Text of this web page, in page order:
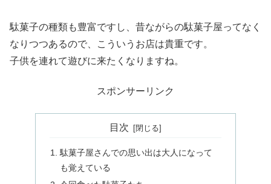
駄菓子の種類も豊富ですし、昔ながらの駄菓子屋ってなく
なりつつあるので、こういうお店は貴重です。
子供を連れて遊びに来たくなりますね。
スポンサーリンク
目次
駄菓子屋さんでの思い出は大人になって
も覚えている